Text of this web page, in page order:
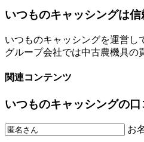
いつものキャッシングは
いつものキャッシングを運営し
グループ会社では中古農機具の
関連コンテンツ
いつものキャッシングの口
お